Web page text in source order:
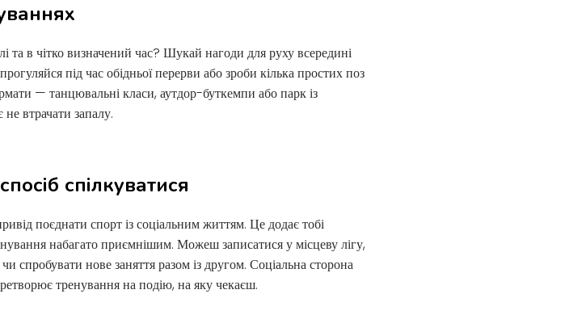
в чітко визначений час? Шукай нагоди для руху всередині
під час обідньої перерви або зроби кілька простих поз
— танцювальні класи, аутдор-буткемпи або парк із
не втрачати запалу.
спілкуватися
поєднати спорт із соціальним життям. Це додає тобі
набагато приємнішим. Можеш записатися у місцеву лігу,
спробувати нове заняття разом із другом. Соціальна сторона
тренування на подію, на яку чекаєш.